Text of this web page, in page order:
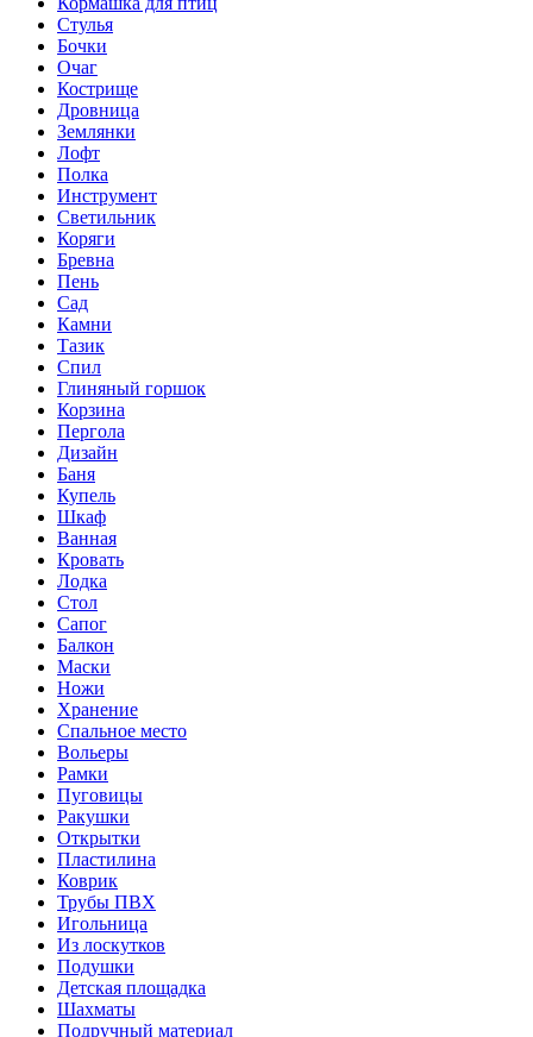
Стулья
Бочки
Очаг
Кострище
Дровница
Землянки
Лофт
Полка
Инструмент
Светильник
Коряги
Бревна
Пень
Сад
Камни
Тазик
Спил
Глиняный горшок
Корзина
Пергола
Дизайн
Баня
Купель
Шкаф
Ванная
Кровать
Лодка
Стол
Сапог
Балкон
Маски
Ножи
Хранение
Спальное место
Вольеры
Рамки
Пуговицы
Ракушки
Открытки
Пластилина
Коврик
Трубы ПВХ
Игольница
Из лоскутков
Подушки
Детская площадка
Шахматы
Подручный материал